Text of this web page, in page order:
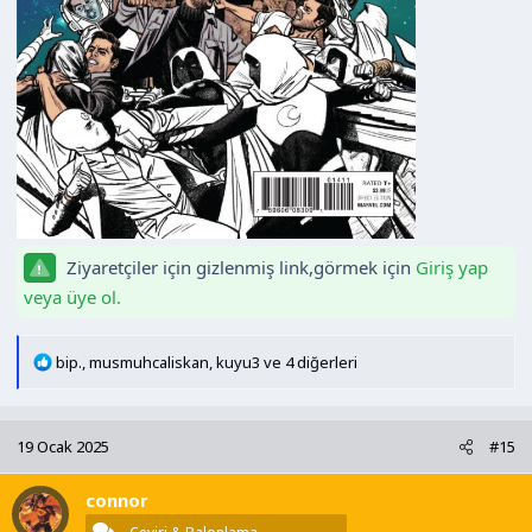
Ziyaretçiler için gizlenmiş link,görmek için Giriş yap
veya üye ol.
T
i
l
e
r
bip.,musmuhcaliskan,kuyu3 ve 4 diğerleri
19 Ocak 2025 #15
connor